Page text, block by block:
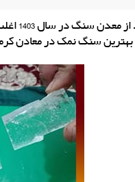
سنگ نمک در معادن